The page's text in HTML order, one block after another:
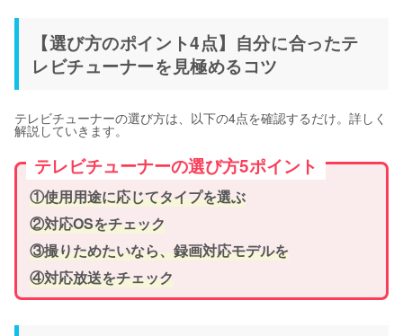
【選び方のポイント4点】自分に合ったテ
レビチューナーを見極めるコツ
テレビチューナーの選び方は、以下の4点を確認するだけ。詳しく
解説していきます。
テレビチューナーの選び方5ポイント
①使用用途に応じてタイプを選ぶ
②対応OSをチェック
③撮りためたいなら、録画対応モデルを
④対応放送をチェック